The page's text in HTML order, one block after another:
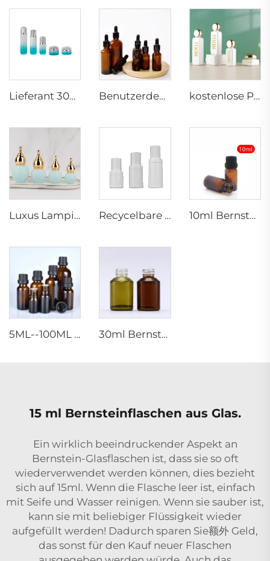
Lieferant 30g 50g 40ml 100ml 120ml Toner Lotion Serum Creme Kosmetikverpackungslieferant heiß verkauftes Luxuskosmetikset Benutzerdefiniertes Logo 5ml-100ml Ambra Glas Essentialölflaschen für Pflege Hautpflege Serum Kosmetik Glas Bambus Tropfen kostenlose Probestücke, benutzerdefinierte Flaschenfarbe, Großhandel abgeflachter Kugel Form Kap Lotion Pumpe Creme Glasflaschen Set
Luxus Lampionenformflasche gefrorener Serumbehälter 10ml 20ml 30ml 50ml Glas Essentielloil Tropfenflaschen Recycelbare kosmetische Plastikdosen und Flaschen kleine Plastikpumpensprayflaschen Verpackungsbehälter 10ml Bernstein gefroren/klar Frosted Essentielle Öl Flakons Glasflasche mit Kunststoffverschluss
5ML--100ML Ambra glasflaschen mit mattem Design für ätherische Öle, Glasflasche mit Tropfhals und Plastikverschluss & innerem Nesse 30ml Bernstein-/Grün-/Blau-Schulterglas-Tropfenflaschen mit schwarzem Verschluss
15 ml Bernsteinflaschen aus Glas.
Ein wirklich beeindruckender Aspekt an
Bernstein-Glasflaschen ist, dass sie so oft
wiederverwendet werden können, dies bezieht
sich auf 15ml. Wenn die Flasche leer ist, einfach
mit Seife und Wasser reinigen. Wenn sie sauber ist,
kann sie mit beliebiger Flüssigkeit wieder
aufgefüllt werden! Dadurch sparen Sie额外 Geld,
das sonst für den Kauf neuer Flaschen